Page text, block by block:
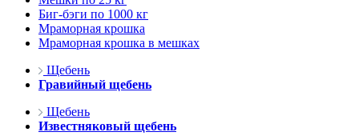
Биг-бэги по 1000 кг
Мраморная крошка
Мраморная крошка в мешках
Щебень
Гравийный щебень
Щебень
Известняковый щебень